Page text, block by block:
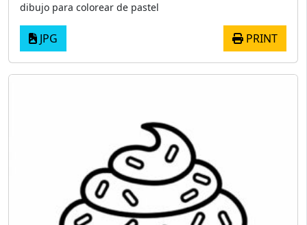
dibujo para colorear de pastel
JPG PRINT